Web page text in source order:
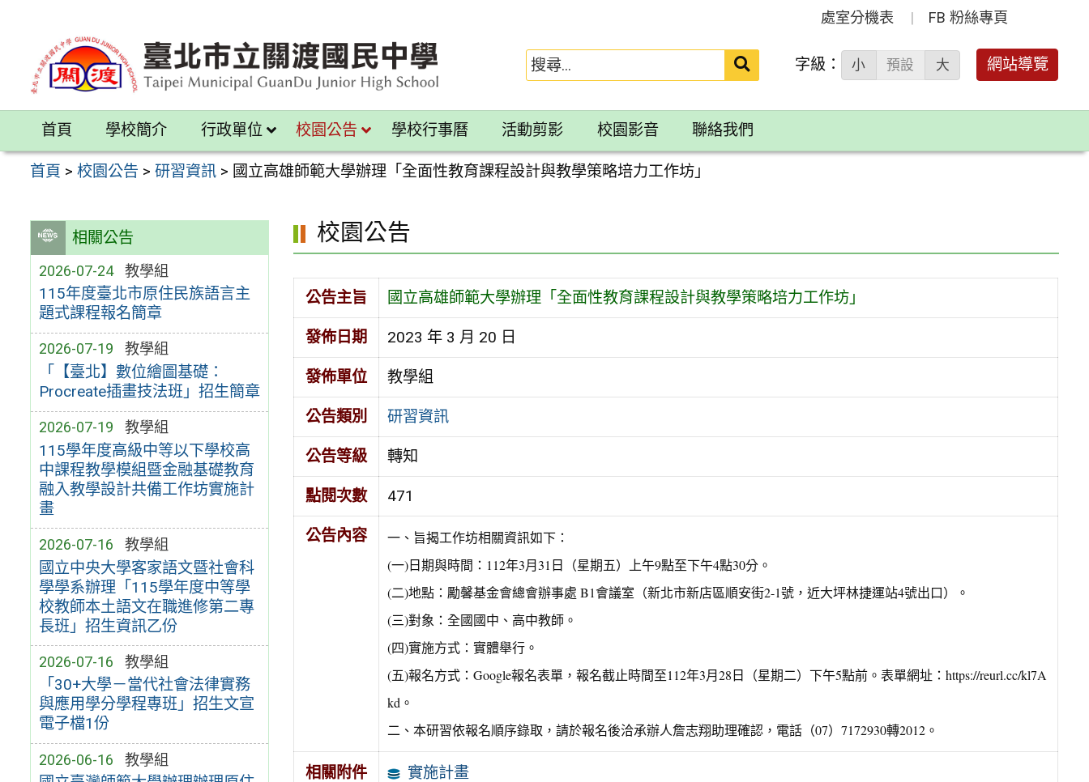
內
區
處室分機表 FB 粉絲專頁
送出 字級： 小 預設 大 網站導覽
首頁 學校簡介 行政單位 校園公告 學校行事曆 活動剪影 校園影音 聯絡我們
首頁 >校園公告 >研習資訊 > 國立高雄師範大學辦理「全面性教育課程設計與教學策略培力工作坊」
相關公告
2026-07-24 教學組
115年度臺北市原住民族語言主
題式課程報名簡章
2026-07-19 教學組
「【臺北】數位繪圖基礎：
Procreate插畫技法班」招生簡章
2026-07-19 教學組
115學年度高級中等以下學校高
中課程教學模組暨金融基礎教育
融入教學設計共備工作坊實施計
畫
2026-07-16 教學組
國立中央大學客家語文暨社會科
學學系辦理「115學年度中等學
校教師本土語文在職進修第二專
長班」招生資訊乙份
2026-07-16 教學組
「30+大學－當代社會法律實務
與應用學分學程專班」招生文宣
電子檔1份
2026-06-16 教學組
校園公告
公告主旨 國立高雄師範大學辦理「全面性教育課程設計與教學策略培力工作坊」
發佈日期 2023 年 3 月 20 日
發佈單位 教學組
公告類別 研習資訊
公告等級 轉知
點閱次數 471
公告內容
一、旨揭工作坊相關資訊如下：
(一)日期與時間：112年3月31日（星期五）上午9點至下午4點30分。
(二)地點：勵馨基金會總會辦事處 B1會議室（新北市新店區順安街2-1號，近大坪林捷運站4號出口）。
(三)對象：全國國中、高中教師。
(四)實施方式：實體舉行。
(五)報名方式：Google報名表單，報名截止時間至112年3月28日（星期二）下午5點前。表單網址：https://reurl.cc/kl7A
kd。
二、本研習依報名順序錄取，請於報名後洽承辦人詹志翔助理確認，電話（07）7172930轉2012。
相關附件 實施計畫